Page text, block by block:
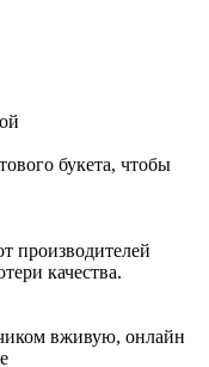
букета, чтобы
производителей
качества.
вживую, онлайн